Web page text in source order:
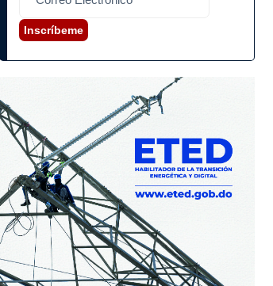
Inscríbeme